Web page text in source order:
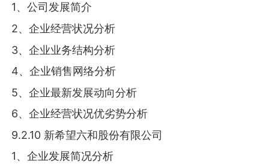
1、公司发展简介
2、企业经营状况分析
3、企业业务结构分析
4、企业销售网络分析
5、企业最新发展动向分析
6、企业经营状况优劣势分析
9.2.10 新希望六和股份有限公司
1、企业发展简况分析